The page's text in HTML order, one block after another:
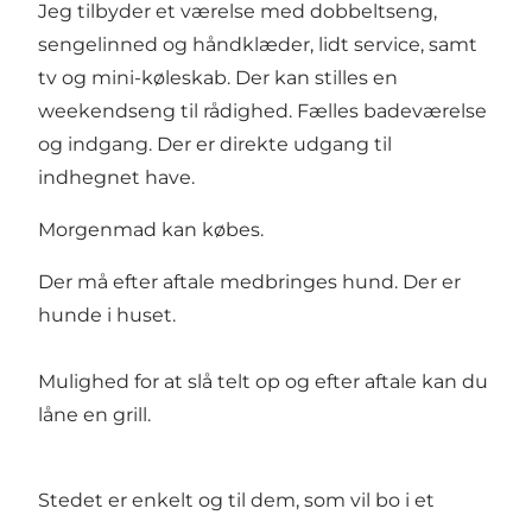
Jeg tilbyder et værelse med dobbeltseng,
sengelinned og håndklæder, lidt service, samt
tv og mini-køleskab. Der kan stilles en
weekendseng til rådighed. Fælles badeværelse
og indgang. Der er direkte udgang til
indhegnet have.
Morgenmad kan købes.
Der må efter aftale medbringes hund. Der er
hunde i huset.
Mulighed for at slå telt op og efter aftale kan du
låne en grill.
Stedet er enkelt og til dem, som vil bo i et